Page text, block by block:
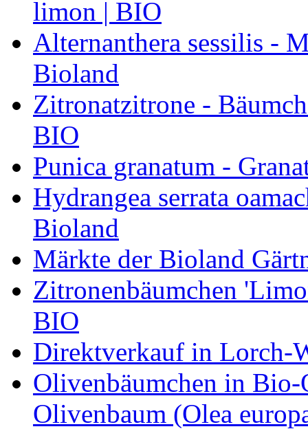
limon | BIO
Alternanthera sessilis -
Bioland
Zitronatzitrone -
BIO
Punica granatum -
Hydrangea serrata
Bioland
Märkte der Bioland
Zitronenbäumchen
BIO
Direktverkauf in Lorch-
Olivenbäumchen in Bio-
Olivenbaum (Olea